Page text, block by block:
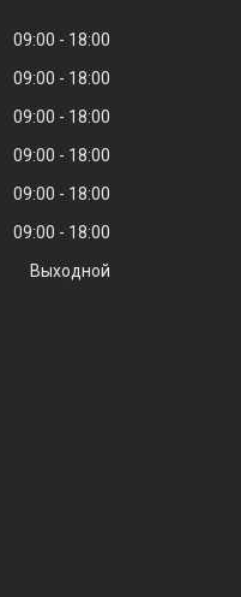
09:00
18:00
09:00
18:00
09:00
18:00
09:00
18:00
09:00
18:00
09:00
18:00
Выходной